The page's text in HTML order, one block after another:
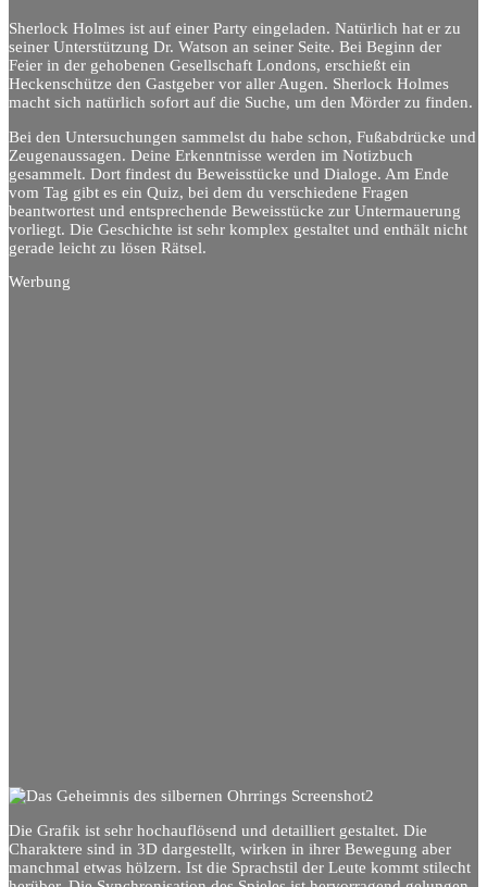
Sherlock Holmes ist auf einer Party eingeladen. Natürlich hat er zu
seiner Unterstützung Dr. Watson an seiner Seite. Bei Beginn der
Feier in der gehobenen Gesellschaft Londons, erschießt ein
Heckenschütze den Gastgeber vor aller Augen. Sherlock Holmes
macht sich natürlich sofort auf die Suche, um den Mörder zu finden.
Bei den Untersuchungen sammelst du habe schon, Fußabdrücke und
Zeugenaussagen. Deine Erkenntnisse werden im Notizbuch
gesammelt. Dort findest du Beweisstücke und Dialoge. Am Ende
vom Tag gibt es ein Quiz, bei dem du verschiedene Fragen
beantwortest und entsprechende Beweisstücke zur Untermauerung
vorliegt. Die Geschichte ist sehr komplex gestaltet und enthält nicht
gerade leicht zu lösen Rätsel.
Werbung
Die Grafik ist sehr hochauflösend und detailliert gestaltet. Die
Charaktere sind in 3D dargestellt, wirken in ihrer Bewegung aber
manchmal etwas hölzern. Ist die Sprachstil der Leute kommt stilecht